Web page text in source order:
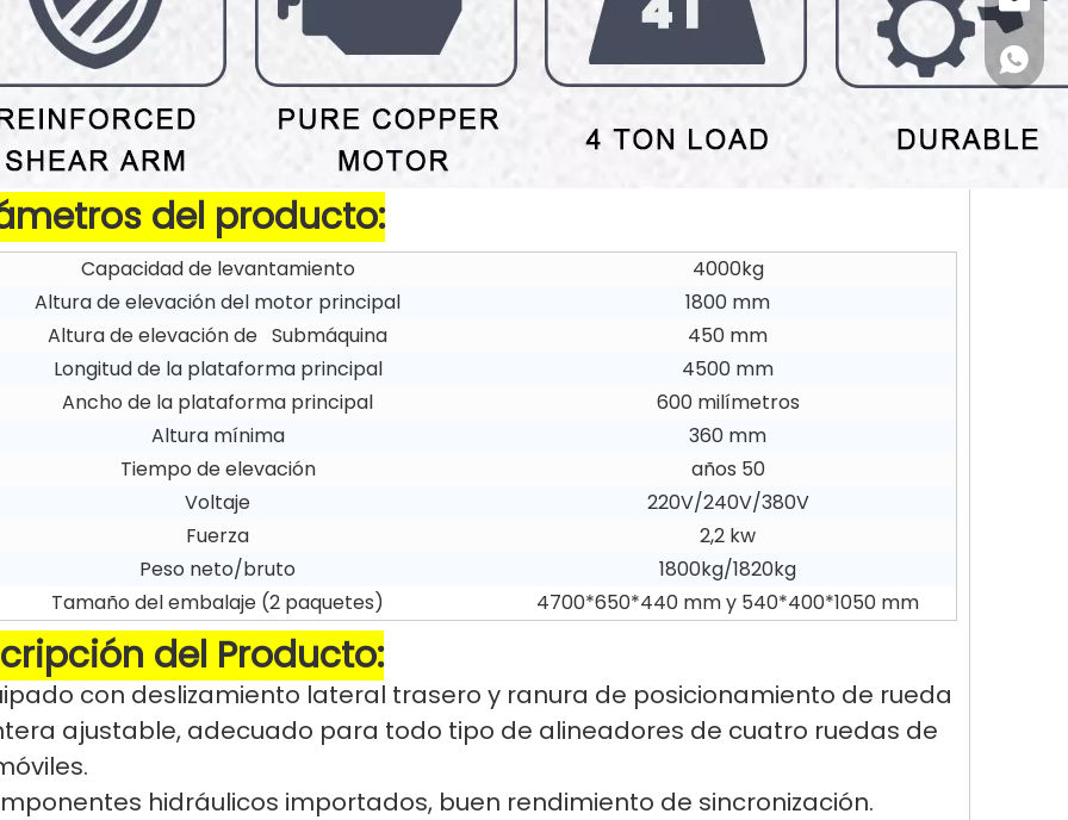
del producto:
Capacidad de levantamiento
4000kg
Altura de elevación del motor principal
1800 mm
Altura de elevación de Submáquina
450 mm
Longitud de la plataforma principal
4500 mm
Ancho de la plataforma principal
600 milímetros
Altura mínima
360 mm
Tiempo de elevación
años 50
Voltaje
220V/240V/380V
Fuerza
2,2 kw
Peso neto/bruto
1800kg/1820kg
Tamaño del embalaje (2 paquetes)
4700*650*440 mm y 540*400*1050 mm
del Producto:
con deslizamiento lateral trasero y ranura de posicionamiento de rueda
ajustable, adecuado para todo tipo de alineadores de cuatro ruedas de
hidráulicos importados, buen rendimiento de sincronización.
+86-